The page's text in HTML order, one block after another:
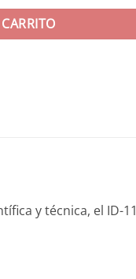
y técnica, el ID-